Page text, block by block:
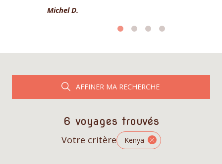
Michel D.
AFFINER MA RECHERCHE
6 voyages trouvés
Votre critère Kenya